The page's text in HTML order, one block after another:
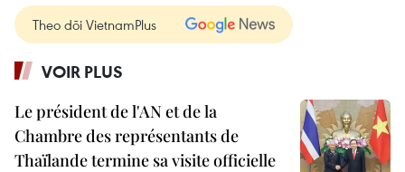
Theo dõi VietnamPlus
VOIR PLUS
Le président de l'AN et de la
Chambre des représentants de
Thaïlande termine sa visite officielle